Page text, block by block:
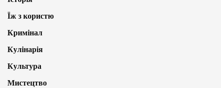
Їж з користю
Кримінал
Кулінарія
Культура
Мистецтво